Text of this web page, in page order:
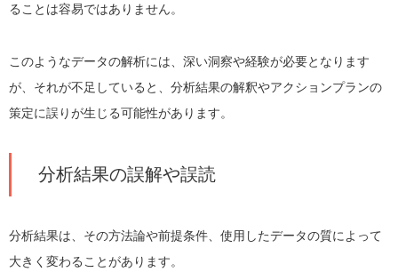
ることは容易ではありません。
このようなデータの解析には、深い洞察や経験が必要となります
が、それが不足していると、分析結果の解釈やアクションプランの
策定に誤りが生じる可能性があります。
分析結果の誤解や誤読
分析結果は、その方法論や前提条件、使用したデータの質によって
大きく変わることがあります。